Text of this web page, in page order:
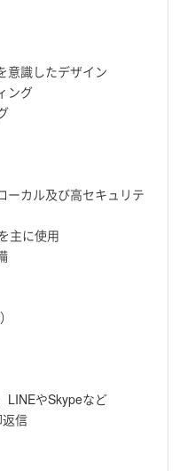
意識したデザイン
ング
ーカル及び高セキュリテ
主に使用
LINEやSkypeなど
信